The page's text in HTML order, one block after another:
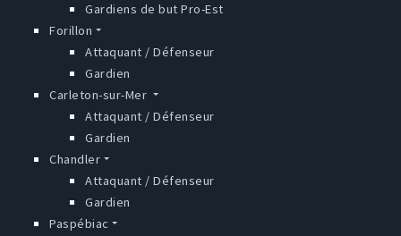
Gardiens de but Pro-Est
Forillon
Attaquant / Défenseur
Gardien
Carleton-sur-Mer
Attaquant / Défenseur
Gardien
Chandler
Attaquant / Défenseur
Gardien
Paspébiac